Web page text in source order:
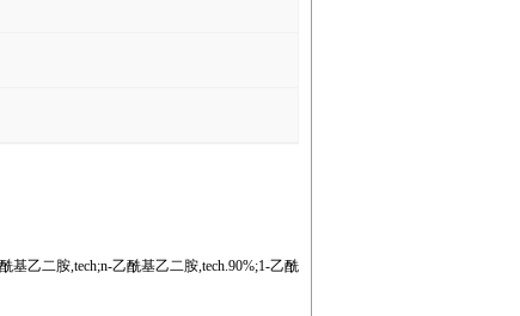
乙二胺,tech;n-乙酰基乙二胺,tech.90%;1-乙酰